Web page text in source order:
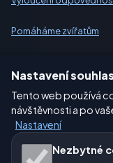
Pomáháme zvířatům
Nastavení
Nastavení
Tento web používá
návštěvnosti a po
Nastavení
Nezbytné